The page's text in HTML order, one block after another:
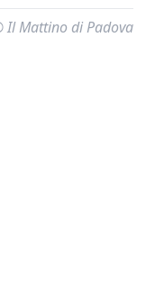
Il Mattino di Padova